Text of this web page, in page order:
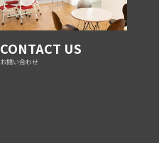
CONTACT US
お問い合わせ